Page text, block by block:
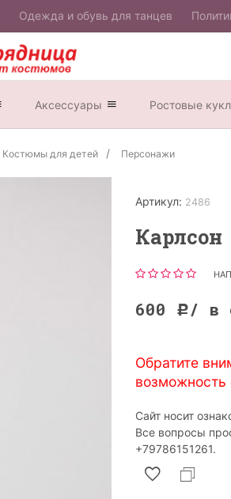
Одежда и обувь для танцев
Аксессуары Ростовые
Костюмы для детей Персонажи
Артикул: 2486
Карлсон
600 Р / в
Обратите
возможность
Сайт носит
Все вопросы
‎+79786151261.